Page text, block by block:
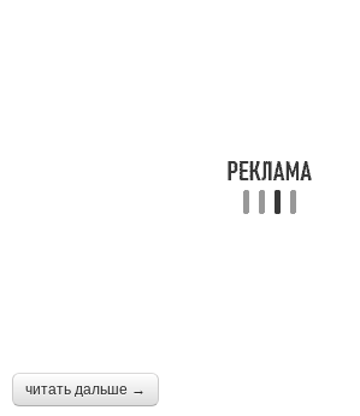
читать дальше →